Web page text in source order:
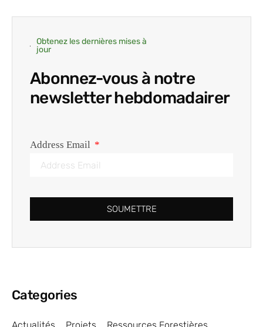
Obtenez les dernières mises à
jour
Abonnez-vous à notre
newsletter hebdomadairer
Address Email
SOUMETTRE
Categories